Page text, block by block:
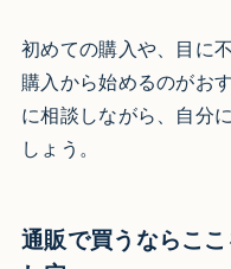
初めての購入や、目に
購入から始めるのがお
に相談しながら、自分
しょう。
通販で買うならこ